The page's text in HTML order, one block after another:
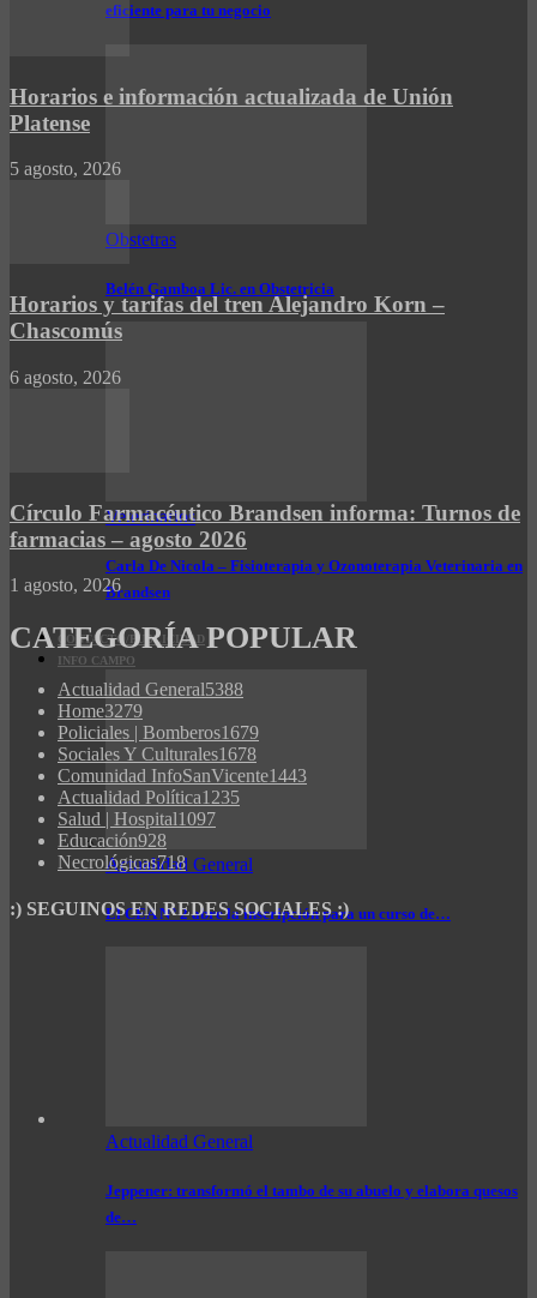
eficiente para tu negocio
Obstetras
Belén Gamboa Lic. en Obstetricia
Veterinarios
Carla De Nicola – Fisioterapia y Ozonoterapia Veterinaria en
Brandsen
CONTACTO/PUBLICIDAD
INFO CAMPO
Actualidad General
El CEA N° 2 abre la inscripción para un curso de…
Actualidad General
Jeppener: transformó el tambo de su abuelo y elabora quesos
de…
Horarios e información actualizada de Unión
Platense
5 agosto, 2026
Horarios y tarifas del tren Alejandro Korn –
Chascomús
6 agosto, 2026
Círculo Farmacéutico Brandsen informa: Turnos de
farmacias – agosto 2026
1 agosto, 2026
CATEGORÍA POPULAR
Actualidad General5388
Home3279
Policiales | Bomberos1679
Sociales Y Culturales1678
Comunidad InfoSanVicente1443
Actualidad Política1235
Salud | Hospital1097
Educación928
Necrológicas718
:) SEGUINOS EN REDES SOCIALES :)